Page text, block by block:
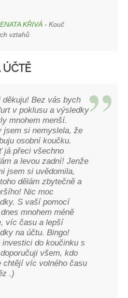
KŘIVÁ - Kouč
vztahů
ÚČTĚ
děkuju! Bez vás bych
v poklusu a výsledky
mnohem menší.
jsem si nemyslela, že
osobní koučku.
já přeci všechno
a levou zadní! Jenže
jsem si uvědomila,
dělám zbytečně a
Nic moc
S vaší pomocí
mnohem méně
víc času a lepší
na účtu. Bingo!
investici do koučinku s
všem, kdo
chtějí víc volného času
.)